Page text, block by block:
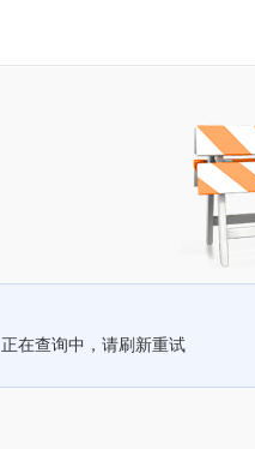
正在查询中，请刷新重试